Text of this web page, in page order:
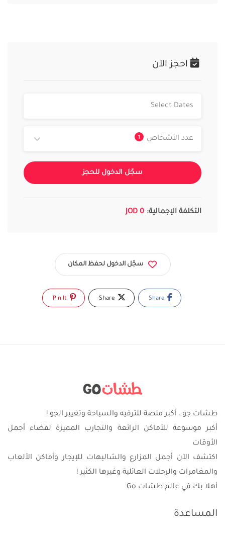
احجز الآن
عدد الأشخاص 1
سجّل الدخول للحجز
التكلفة الإجمالية: 0 JOD
سجّل الدخول لحفظ المكان
طشات جو ، أكبر منصة للترفيه والسياحة وتغيير الجو !
أكبر موسوعة للأماكن الرائعة والتجارب المميزة لقضاء أجمل
الأوقات
اكتشف الآن أجمل المزارع والشاليهات للإيجار وأماكن الألعاب
والمغامرات والرحلات العائلية وغيرها الكثير !
أهلا بك في عالم طشات Go
المساعدة